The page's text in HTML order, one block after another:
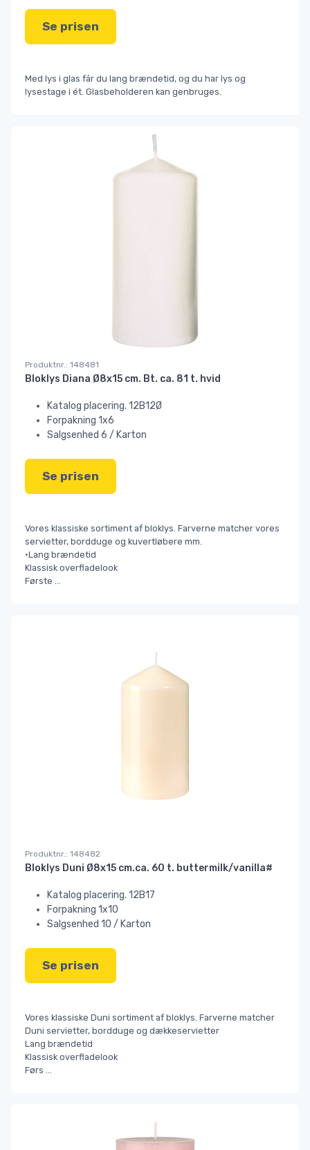
Se prisen
Med lys i glas får du lang brændetid, og du har lys og
lysestage i ét. Glasbeholderen kan genbruges.
Produktnr.: 148481
Bloklys Diana Ø8x15 cm. Bt. ca. 81 t. hvid
Katalog placering. 12B12Ø
Forpakning 1x6
Salgsenhed 6 / Karton
Se prisen
Vores klassiske sortiment af bloklys. Farverne matcher vores
servietter, bordduge og kuvertløbere mm.
•Lang brændetid
Klassisk overfladelook
Første ...
Produktnr.: 148482
Bloklys Duni Ø8x15 cm.ca. 60 t. buttermilk/vanilla#
Katalog placering. 12B17
Forpakning 1x10
Salgsenhed 10 / Karton
Se prisen
Vores klassiske Duni sortiment af bloklys. Farverne matcher
Duni servietter, bordduge og dækkeservietter
Lang brændetid
Klassisk overfladelook
Førs ...